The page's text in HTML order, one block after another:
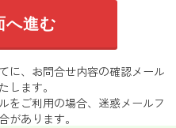
に、お問合せ内容の確認メール
します。
をご利用の場合、迷惑メールフ
があります。